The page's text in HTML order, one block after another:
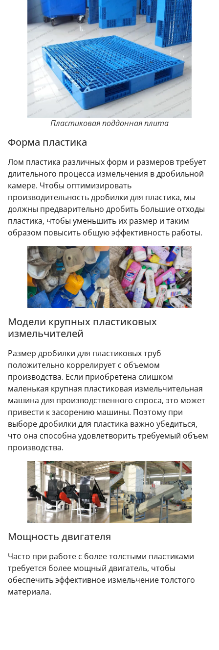
Пластиковая поддонная плита
Форма пластика
Лом пластика различных форм и размеров требует
длительного процесса измельчения в дробильной
камере. Чтобы оптимизировать
производительность дробилки для пластика, мы
должны предварительно дробить большие отходы
пластика, чтобы уменьшить их размер и таким
образом повысить общую эффективность работы.
Модели крупных пластиковых
измельчителей
Размер дробилки для пластиковых труб
положительно коррелирует с объемом
производства. Если приобретена слишком
маленькая крупная пластиковая измельчительная
машина для производственного спроса, это может
привести к засорению машины. Поэтому при
выборе дробилки для пластика важно убедиться,
что она способна удовлетворить требуемый объем
производства.
Мощность двигателя
Часто при работе с более толстыми пластиками
требуется более мощный двигатель, чтобы
обеспечить эффективное измельчение толстого
материала.